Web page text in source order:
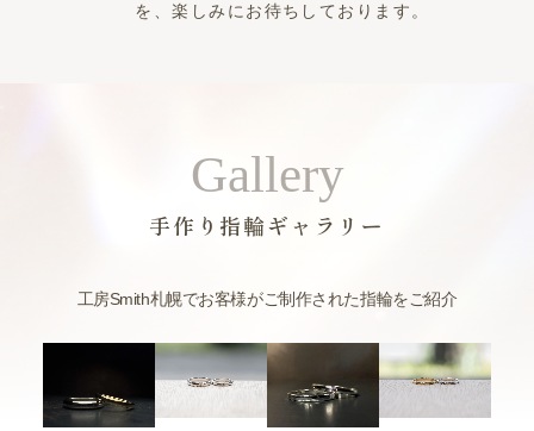
を、楽しみにお待ちしております。
Gallery
手作り指輪ギャラリー
工房Smith札幌でお客様がご制作された指輪をご紹介